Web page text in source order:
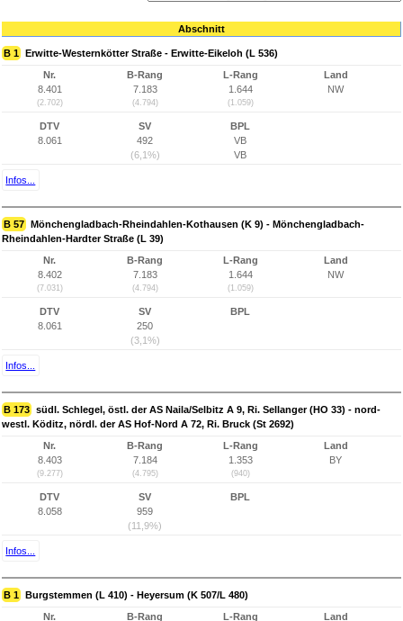
Abschnitt
B 1 Erwitte-Westernkötter Straße - Erwitte-Eikeloh (L 536)
Nr.
8.401
(2.702)
B-Rang
7.183
(4.794)
L-Rang
1.644
(1.059)
Land
NW
DTV
8.061
SV
492
(6,1%)
BPL
VB
VB
Infos...
B 57 Mönchengladbach-Rheindahlen-Kothausen (K 9) - Mönchengladbach-
Rheindahlen-Hardter Straße (L 39)
Nr.
8.402
(7.031)
B-Rang
7.183
(4.794)
L-Rang
1.644
(1.059)
Land
NW
DTV
8.061
SV
250
(3,1%)
BPL
Infos...
B 173 südl. Schlegel, östl. der AS Naila/Selbitz A 9, Ri. Sellanger (HO 33) - nord-
westl. Köditz, nördl. der AS Hof-Nord A 72, Ri. Bruck (St 2692)
Nr.
8.403
(9.277)
B-Rang
7.184
(4.795)
L-Rang
1.353
(940)
Land
BY
DTV
8.058
SV
959
(11,9%)
BPL
Infos...
B 1 Burgstemmen (L 410) - Heyersum (K 507/L 480)
Nr.
B-Rang
L-Rang
Land